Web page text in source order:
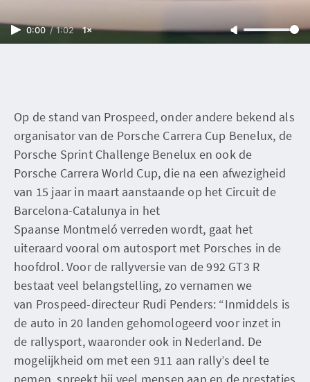
0:00 / 1:02 1×
Op de stand van Prospeed, onder andere bekend als
organisator van de Porsche Carrera Cup Benelux, de
Porsche Sprint Challenge Benelux en ook de
Porsche Carrera World Cup, die na een afwezigheid
van 15 jaar in maart aanstaande op het Circuit de
Barcelona-Catalunya in het
Spaanse Montmeló verreden wordt, gaat het
uiteraard vooral om autosport met Porsches in de
hoofdrol. Voor de rallyversie van de 992 GT3 R
bestaat veel belangstelling, zo vernamen we
van Prospeed-directeur Rudi Penders: “Inmiddels is
de auto in 20 landen gehomologeerd voor inzet in
de rallysport, waaronder ook in Nederland. De
mogelijkheid om met een 911 aan rally’s deel te
nemen, spreekt bij veel mensen aan en de prestaties